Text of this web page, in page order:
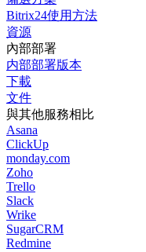
Bitrix24使用方法
資源
內部部署
内部部署版本
下載
文件
與其他服務相比
Asana
ClickUp
monday.com
Zoho
Trello
Slack
Wrike
SugarCRM
Redmine